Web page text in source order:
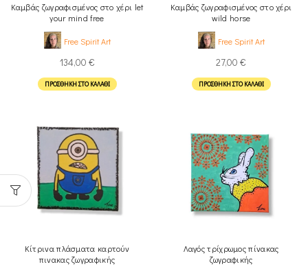
Καμβάς ζωγραφισμένος στο χέρι let
your mind free
Free Spirit Art
134,00 €
ΠΡΟΣΘΉΚΗ ΣΤΟ ΚΑΛΆΘΙ
Καμβάς ζωγραφισμένος στο χέρι
wild horse
Free Spirit Art
27,00 €
ΠΡΟΣΘΉΚΗ ΣΤΟ ΚΑΛΆΘΙ
Κίτρινα πλάσματα καρτούν
πινακας ζωγραφικής
Λαγός τρίχρωμος πίνακας
ζωγραφικής